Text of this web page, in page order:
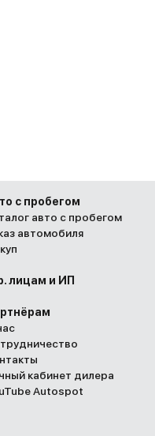
с пробегом
авто с пробегом
автомобиля
лицам и ИП
кабинет дилера
Autospot